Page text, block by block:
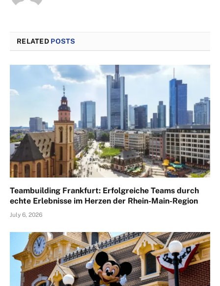
RELATED POSTS
Teambuilding Frankfurt: Erfolgreiche Teams durch
echte Erlebnisse im Herzen der Rhein-Main-Region
July 6, 2026